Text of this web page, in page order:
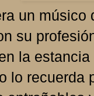
un
su
la
lo recuerda